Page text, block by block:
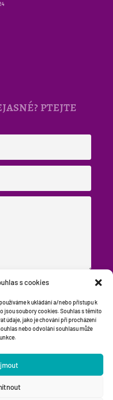
s cookies
k ukládání a/nebo přístupu k
jsou soubory cookies. Souhlas s těmito
údaje, jako je chování při procházení
nebo odvolání souhlasu může
ptejte
Odesílám dotaz